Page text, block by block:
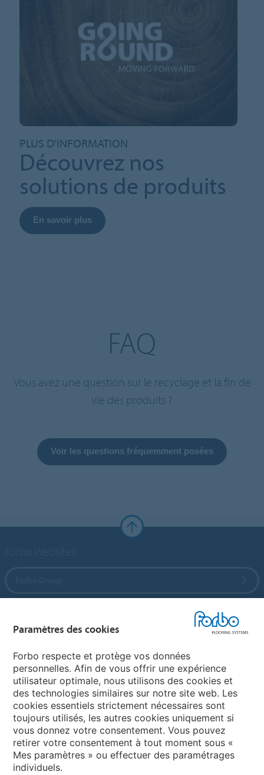
PLUS D'INFORMATION
Découvrez nos
solutions de produits
En savoir plus
FAQ
Vous avez une question sur le recyclage et la fin de
vie des produits ?
Voir les questions fréquemment posées
Sélectionnez un pays
Sélectionnez votre pays
Paramètres des cookies
Forbo respecte et protège vos données
personnelles. Afin de vous offrir une expérience
utilisateur optimale, nous utilisons des cookies et
des technologies similaires sur notre site web. Les
cookies essentiels strictement nécessaires sont
toujours utilisés, les autres cookies uniquement si
vous donnez votre consentement. Vous pouvez
retirer votre consentement à tout moment sous «
Mes paramètres » ou effectuer des paramétrages
individuels.